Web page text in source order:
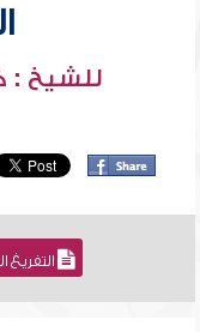
للشيخ :